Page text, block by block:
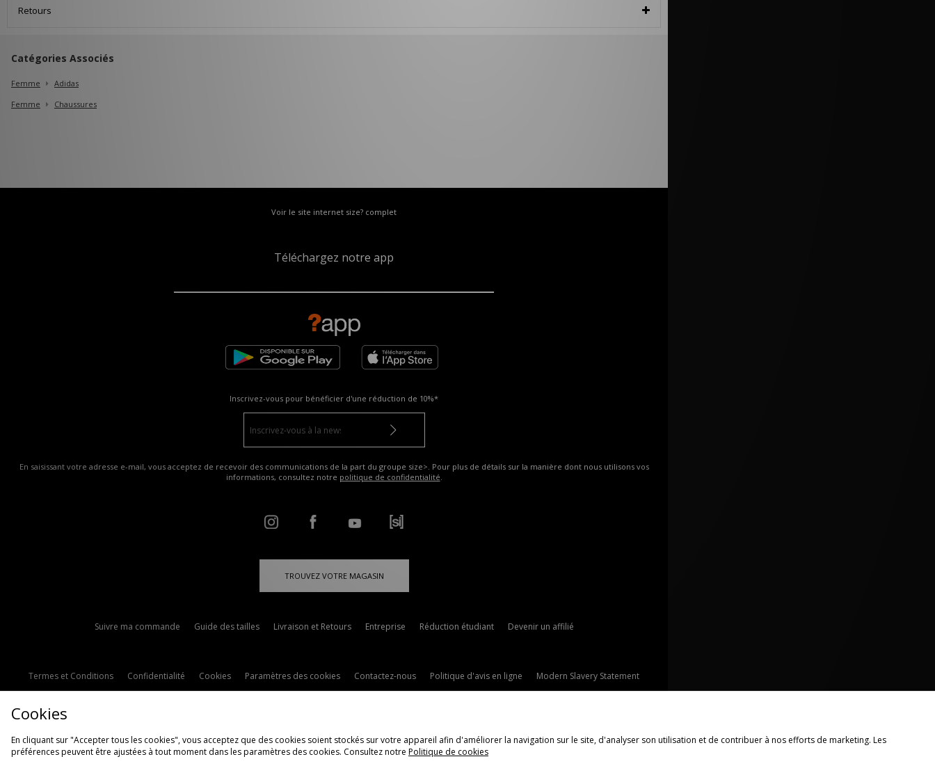
Retours
Catégories Associés
Femme
Adidas
Femme
Chaussures
Voir le site internet size? complet
Téléchargez notre app
Inscrivez-vous pour bénéficier d'une réduction de 10%*
En saisissant votre adresse e-mail, vous acceptez de recevoir des communications de la part du groupe size>. Pour plus de détails sur la manière dont nous utilisons vos
informations, consultez notre politique de confidentialité.
TROUVEZ VOTRE MAGASIN
Suivre ma commande Guide des tailles Livraison et Retours Entreprise Réduction étudiant Devenir un affilié
Termes et Conditions Confidentialité Cookies Paramètres des cookies Contactez-nous Politique d'avis en ligne Modern Slavery Statement
Cookies
En cliquant sur "Accepter tous les cookies", vous acceptez que des cookies soient stockés sur votre appareil afin d'améliorer la navigation sur le site, d'analyser son utilisation et de contribuer à nos efforts de marketing. Les
préférences peuvent être ajustées à tout moment dans les paramètres des cookies. Consultez notre Politique de cookies